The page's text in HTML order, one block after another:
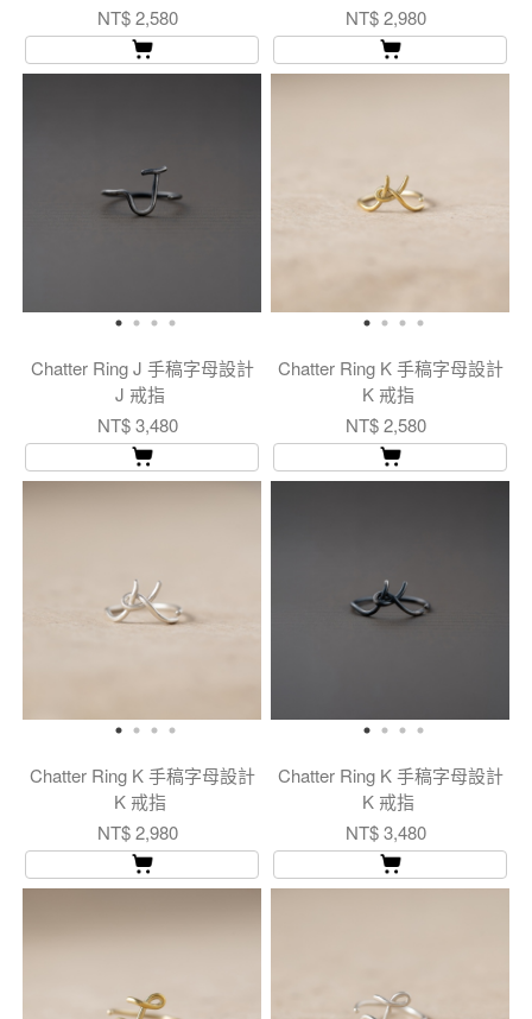
NT$ 2,580
NT$ 2,980
Chatter Ring J 手稿字母設計
J 戒指
NT$ 3,480
Chatter Ring K 手稿字母設計
K 戒指
NT$ 2,580
Chatter Ring K 手稿字母設計
K 戒指
NT$ 2,980
Chatter Ring K 手稿字母設計
K 戒指
NT$ 3,480